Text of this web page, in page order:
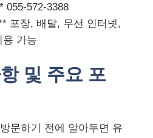
055-572-3388
포장, 배달, 무선 인터넷,
용 가능
및 주요 포
문하기 전에 알아두면 유